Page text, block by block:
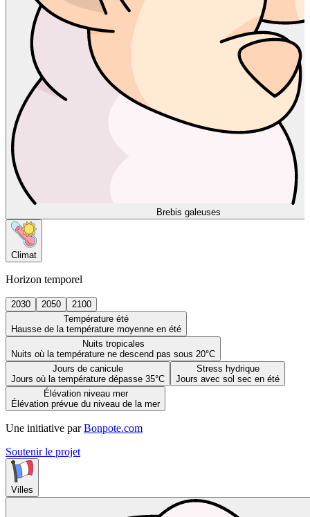
Brebis galeuses
Climat
Horizon temporel
2030 2050
2100
Température été
Hausse de la température moyenne en été
Nuits tropicales
Nuits où la température ne descend pas sous 20°C
Jours de canicule
Jours où la température dépasse 35°C
Stress hydrique
Jours avec sol sec en été
Élévation niveau mer
Élévation prévue du niveau de la mer
Une initiative par Bonpote.com
Soutenir le projet
Villes